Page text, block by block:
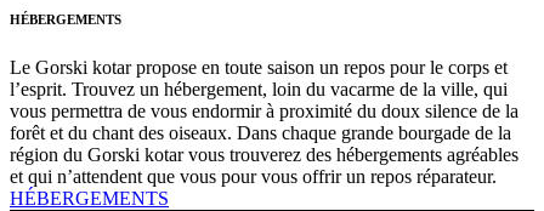
HÉBERGEMENTS
Le Gorski kotar propose en toute saison un repos pour le corps et
l’esprit. Trouvez un hébergement, loin du vacarme de la ville, qui
vous permettra de vous endormir à proximité du doux silence de la
forêt et du chant des oiseaux. Dans chaque grande bourgade de la
région du Gorski kotar vous trouverez des hébergements agréables
et qui n’attendent que vous pour vous offrir un repos réparateur.
HÉBERGEMENTS